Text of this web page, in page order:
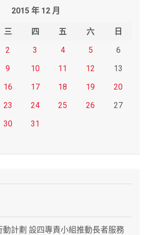
2015 年 12 月
三 四 五 六
日
2 3 4 5
6
9 10 11 12
13
16 17 18 19
20
23 24 25 26
27
30
31
計劃 設四專責小組推動長者服務